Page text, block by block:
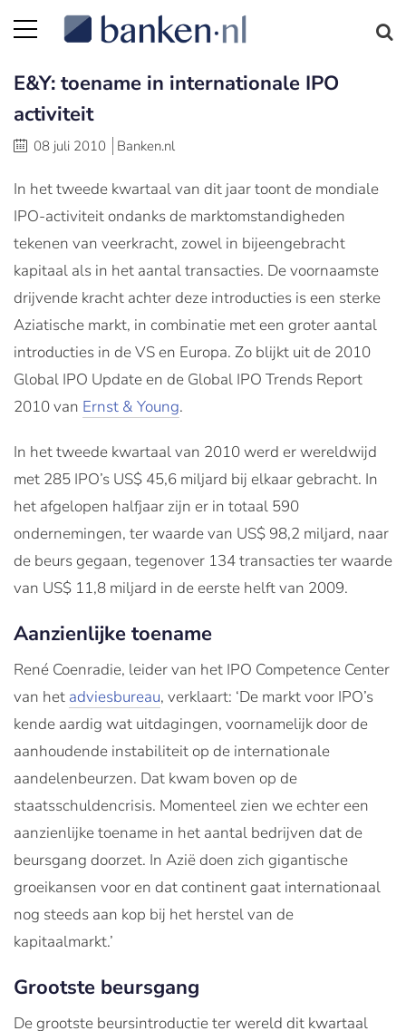
E&Y: toename in internationale IPO
activiteit
08 juli 2010 Banken.nl
In het tweede kwartaal van dit jaar toont de mondiale
IPO-activiteit ondanks de marktomstandigheden
tekenen van veerkracht, zowel in bijeengebracht
kapitaal als in het aantal transacties. De voornaamste
drijvende kracht achter deze introducties is een sterke
Aziatische markt, in combinatie met een groter aantal
introducties in de VS en Europa. Zo blijkt uit de 2010
Global IPO Update en de Global IPO Trends Report
2010 van Ernst & Young.
In het tweede kwartaal van 2010 werd er wereldwijd
met 285 IPO’s US$ 45,6 miljard bij elkaar gebracht. In
het afgelopen halfjaar zijn er in totaal 590
ondernemingen, ter waarde van US$ 98,2 miljard, naar
de beurs gegaan, tegenover 134 transacties ter waarde
van US$ 11,8 miljard in de eerste helft van 2009.
Aanzienlijke toename
René Coenradie, leider van het IPO Competence Center
van het adviesbureau, verklaart: ‘De markt voor IPO’s
kende aardig wat uitdagingen, voornamelijk door de
aanhoudende instabiliteit op de internationale
aandelenbeurzen. Dat kwam boven op de
staatsschuldencrisis. Momenteel zien we echter een
aanzienlijke toename in het aantal bedrijven dat de
beursgang doorzet. In Azië doen zich gigantische
groeikansen voor en dat continent gaat internationaal
nog steeds aan kop bij het herstel van de
kapitaalmarkt.’
Grootste beursgang
De grootste beursintroductie ter wereld dit kwartaal